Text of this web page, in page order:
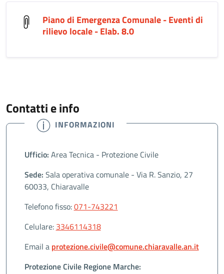
Piano di Emergenza Comunale - Eventi di
rilievo locale - Elab. 8.0
Contatti e info
INFORMAZIONI
Ufficio: Area Tecnica - Protezione Civile
Sede: Sala operativa comunale - Via R. Sanzio, 27
60033, Chiaravalle
Telefono fisso:071-743221
Celulare: 3346114318
Email a protezione.civile@comune.chiaravalle.an.it
Protezione Civile Regione Marche: